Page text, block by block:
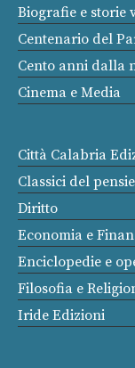
Biografie e storie
Centenario del
Cento anni dalla
Cinema e Media
Città Calabria
Classici del
Diritto
Economia e
Enciclopedie e
Filosofia e
Iride Edizioni